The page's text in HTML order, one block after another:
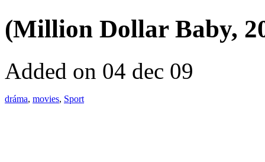
(Million Dollar Baby,
Added on 04 dec 09
dráma, movies, Sport